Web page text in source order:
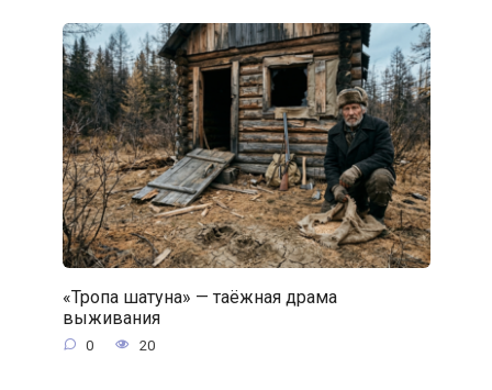
«Тропа шатуна» — таёжная драма
выживания
0 20